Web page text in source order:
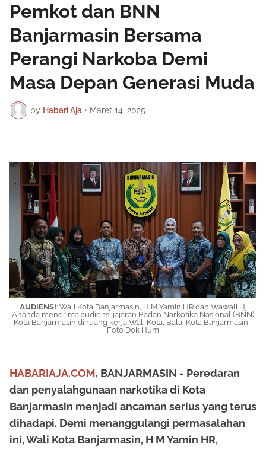
Pemkot dan BNN
Banjarmasin Bersama
Perangi Narkoba Demi
Masa Depan Generasi Muda
by Habari Aja • Maret 14, 2025
AUDIENSI: Wali Kota Banjarmasin, H M Yamin HR dan Wawali Hj
Ananda menerima audiensi jajaran Badan Narkotika Nasional (BNN)
Kota Banjarmasin di ruang kerja Wali Kota, Balai Kota Banjarmasin -
Foto Dok Hum
HABARIAJA.COM, BANJARMASIN - Peredaran
dan penyalahgunaan narkotika di Kota
Banjarmasin menjadi ancaman serius yang terus
dihadapi. Demi menanggulangi permasalahan
ini, Wali Kota Banjarmasin, H M Yamin HR,